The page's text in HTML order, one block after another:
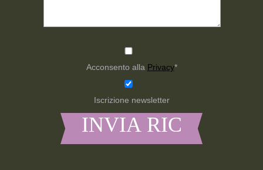
Acconsento alla Privacy*
Iscrizione newsletter